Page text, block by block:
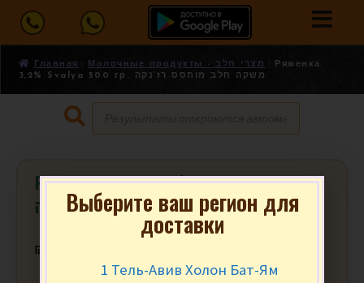
Главная Молочные продукты - מצרי חלב
Ряженка
3,2% Svalya 500 гр. משקה חלב מותסס רז’נקה
Ряженка 3,2% Svalya 500 гр. משקה
חלב מותסס רז’נקה
₪
Выберите ваш регион для
доставки
1 Тель-Авив Холон Бат-Ям